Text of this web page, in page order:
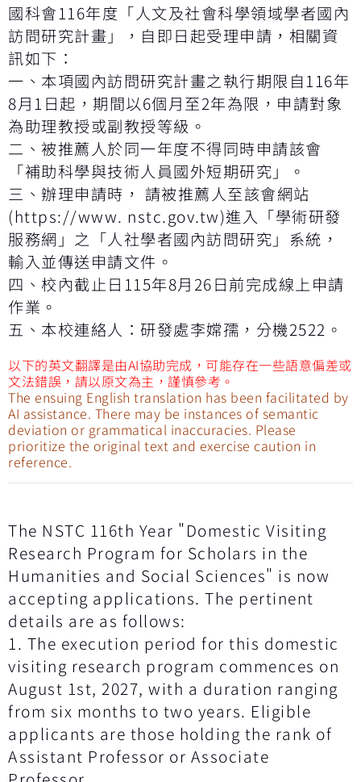
國科會116年度「人文及社會科學領域學者國內
訪問研究計畫」，自即日起受理申請，相關資
訊如下：
一、本項國內訪問研究計畫之執行期限自116年
8月1日起，期間以6個月至2年為限，申請對象
為助理教授或副教授等級。
二、被推薦人於同一年度不得同時申請該會
「補助科學與技術人員國外短期研究」。
三、辦理申請時， 請被推薦人至該會網站
(https://www. nstc.gov.tw)進入「學術研發
服務網」之「人社學者國內訪問研究」系統，
輸入並傳送申請文件。
四、校內截止日115年8月26日前完成線上申請
作業。
五、本校連絡人：研發處李嫦孺，分機2522。
以下的英文翻譯是由AI協助完成，可能存在一些語意偏差或
文法錯誤，請以原文為主，謹慎參考。
The ensuing English translation has been facilitated by
AI assistance. There may be instances of semantic
deviation or grammatical inaccuracies. Please
prioritize the original text and exercise caution in
reference.
The NSTC 116th Year "Domestic Visiting
Research Program for Scholars in the
Humanities and Social Sciences" is now
accepting applications. The pertinent
details are as follows:
1. The execution period for this domestic
visiting research program commences on
August 1st, 2027, with a duration ranging
from six months to two years. Eligible
applicants are those holding the rank of
Assistant Professor or Associate